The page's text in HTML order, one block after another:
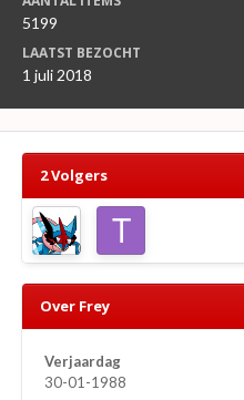
5199
LAATST BEZOCHT
1 juli 2018
2 Volgers
Over Frey
Verjaardag
30-01-1988